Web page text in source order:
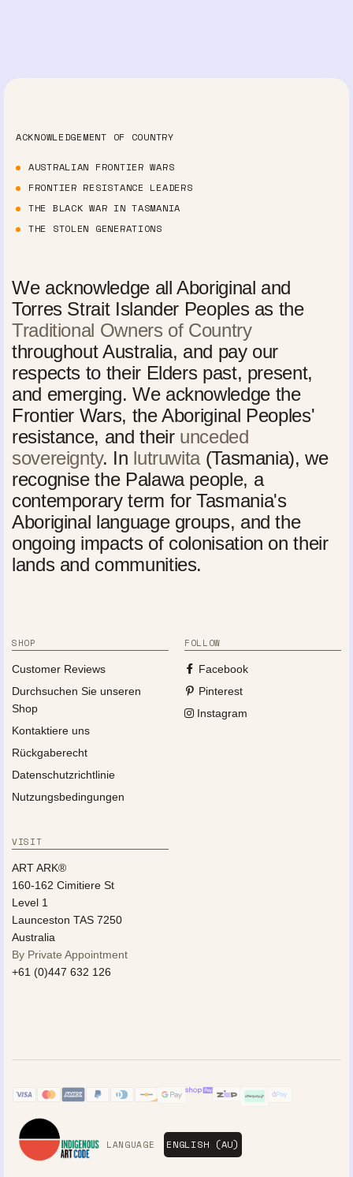
ACKNOWLEDGEMENT OF COUNTRY
AUSTRALIAN FRONTIER WARS
FRONTIER RESISTANCE LEADERS
THE BLACK WAR IN TASMANIA
THE STOLEN GENERATIONS
We acknowledge all Aboriginal and
Torres Strait Islander Peoples as the
Traditional Owners of Country
throughout Australia, and pay our
respects to their Elders past, present,
and emerging. We acknowledge the
Frontier Wars, the Aboriginal Peoples'
resistance, and their unceded
sovereignty. In lutruwita(Tasmania), we
recognise the Palawa people, a
contemporary term for Tasmania's
Aboriginal language groups, and the
ongoing impacts of colonisation on their
lands and communities.
SHOP
Customer Reviews
Durchsuchen Sie unseren
Shop
Kontaktiere uns
Rückgaberecht
Datenschutzrichtlinie
Nutzungsbedingungen
FOLLOW
Facebook
Pinterest
Instagram
VISIT
ART ARK®
160-162 Cimitiere St
Level 1
Launceston TAS 7250
Australia
By Private Appointment
+61 (0)447 632 126
LANGUAGE